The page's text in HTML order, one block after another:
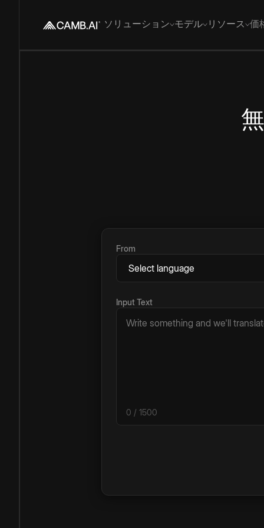
ソリューション モデル リソース 価
From
Input Text
0 / 1500